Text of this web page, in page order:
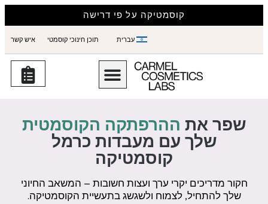
קוסמטיקה על פי דרישה
עברית תוכן חינוכי קוסמטי איש קשר
שפר את ההרפתקה הקוסמטית
שלך עם מעבדות כרמל
קוסמטיקה
חקור מדריכים יקרי ערך ועצות חשובות – המשאב החיוני
שלך להתחיל, לצמוח ולשגשג בתעשיית הקוסמטיקה.